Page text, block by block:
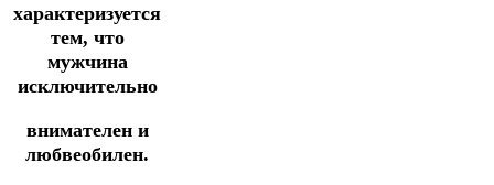
характеризуется
тем, что
мужчина
исключительно
внимателен и
любвеобилен.